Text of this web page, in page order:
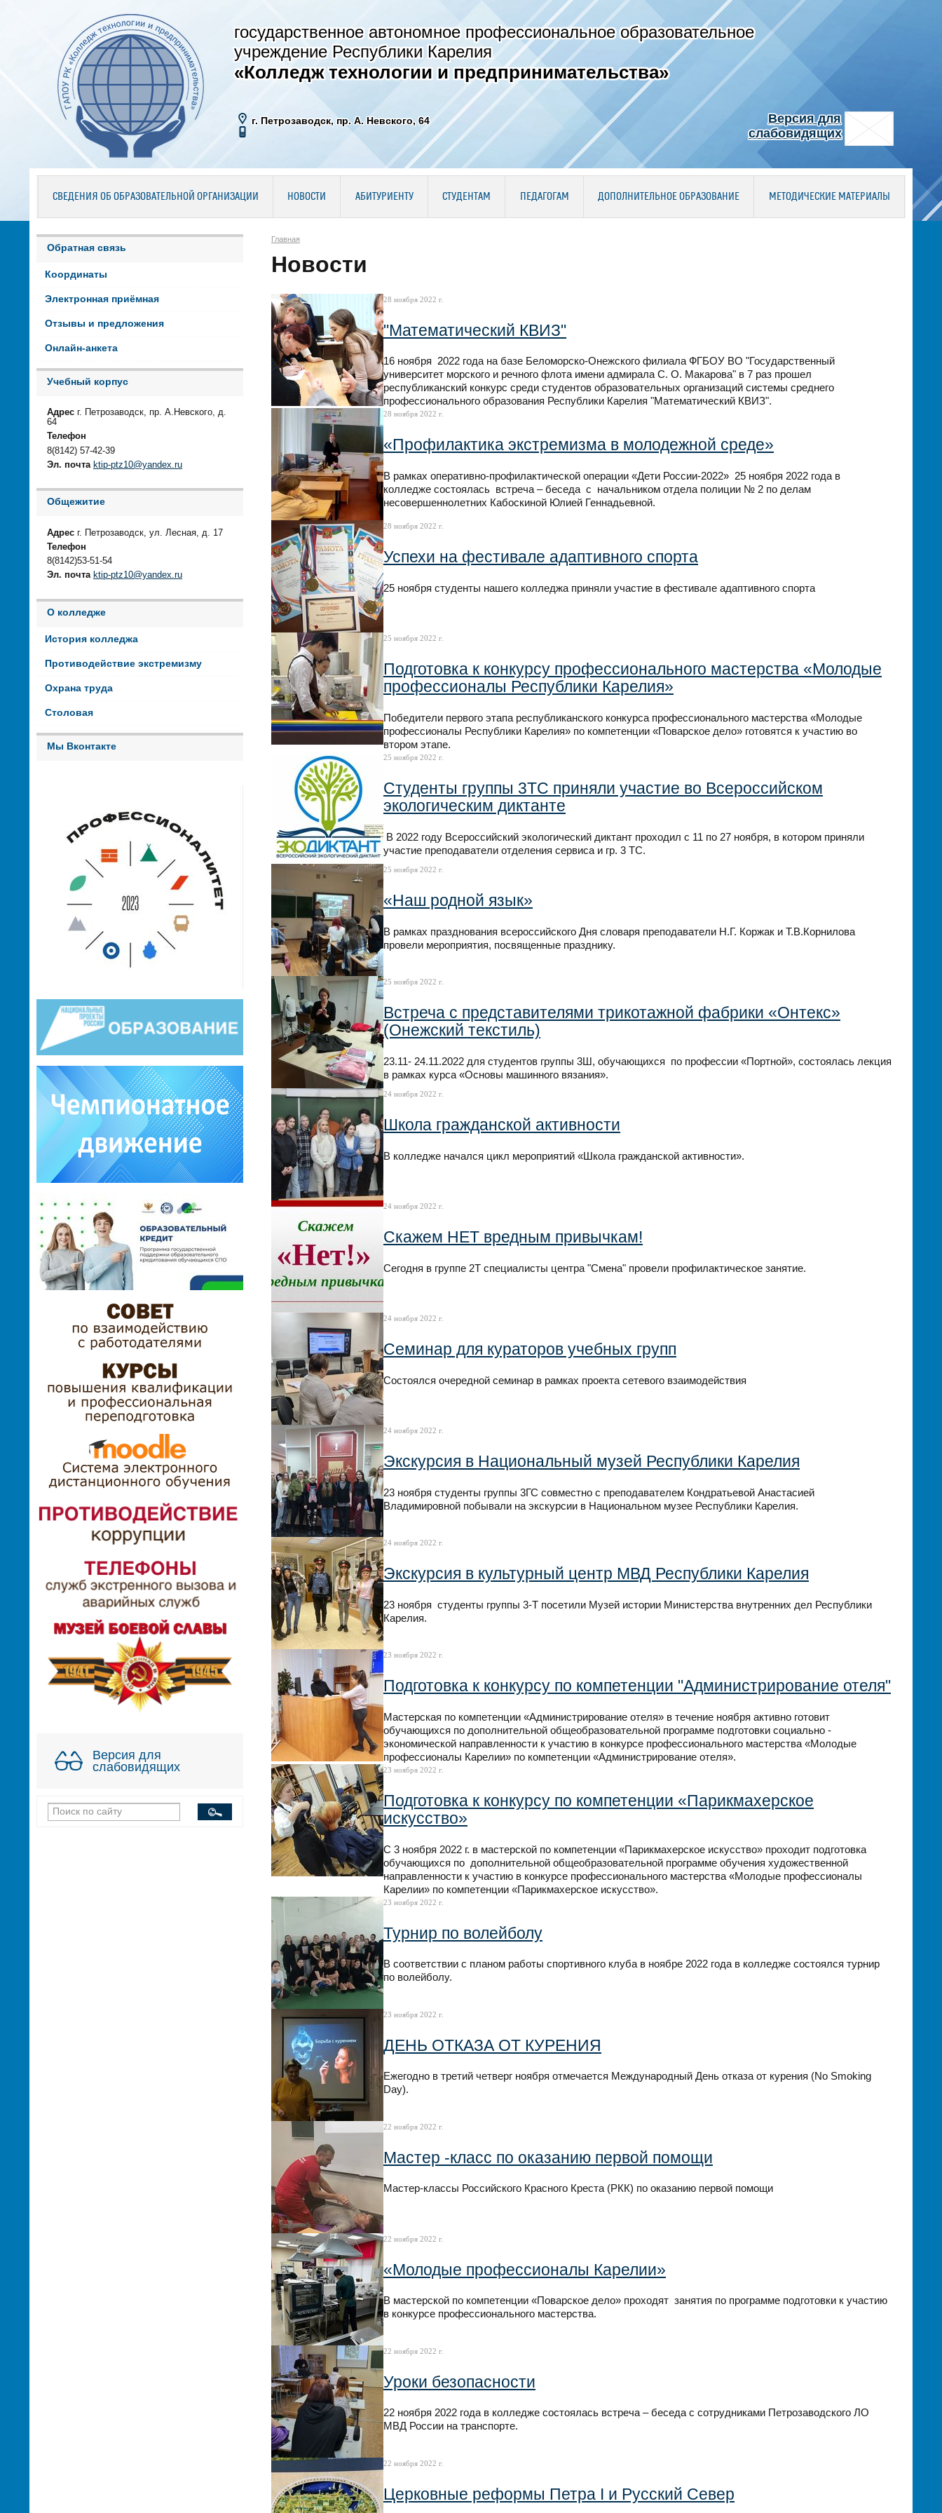
государственное автономное профессиональное образовательное
учреждение Республики Карелия
«Колледж технологии и предпринимательства»
г. Петрозаводск, пр. А. Невского, 64
Версия для
слабовидящих
СВЕДЕНИЯ ОБ ОБРАЗОВАТЕЛЬНОЙ ОРГАНИЗАЦИИ НОВОСТИ АБИТУРИЕНТУ СТУДЕНТАМ ПЕДАГОГАМ ДОПОЛНИТЕЛЬНОЕ ОБРАЗОВАНИЕ МЕТОДИЧЕСКИЕ МАТЕРИАЛЫ
Обратная связь
Координаты
Электронная приёмная
Отзывы и предложения
Онлайн-анкета
Учебный корпус
Адрес г. Петрозаводск, пр. А.Невского, д.
64
Телефон
8(8142) 57-42-39
Эл. почта ktip-ptz10@yandex.ru
Общежитие
Адрес г. Петрозаводск, ул. Лесная, д. 17
Телефон
8(8142)53-51-54
Эл. почта ktip-ptz10@yandex.ru
О колледже
История колледжа
Противодействие экстремизму
Охрана труда
Столовая
Мы Вконтакте
Версия для
слабовидящих
Главная
Новости
28 ноября 2022 г.
"Математический КВИЗ"
16 ноября 2022 года на базе Беломорско-Онежского филиала ФГБОУ ВО "Государственный
университет морского и речного флота имени адмирала С. О. Макарова" в 7 раз прошел
республиканский конкурс среди студентов образовательных организаций системы среднего
профессионального образования Республики Карелия "Математический КВИЗ".
28 ноября 2022 г.
«Профилактика экстремизма в молодежной среде»
В рамках оперативно-профилактической операции «Дети России-2022» 25 ноября 2022 года в
колледже состоялась встреча – беседа с начальником отдела полиции № 2 по делам
несовершеннолетних Кабоскиной Юлией Геннадьевной.
28 ноября 2022 г.
Успехи на фестивале адаптивного спорта
25 ноября студенты нашего колледжа приняли участие в фестивале адаптивного спорта
25 ноября 2022 г.
Подготовка к конкурсу профессионального мастерства «Молодые
профессионалы Республики Карелия»
Победители первого этапа республиканского конкурса профессионального мастерства «Молодые
профессионалы Республики Карелия» по компетенции «Поварское дело» готовятся к участию во
втором этапе.
25 ноября 2022 г.
Студенты группы 3ТС приняли участие во Всероссийском
экологическим диктанте
В 2022 году Всероссийский экологический диктант проходил с 11 по 27 ноября, в котором приняли
участие преподаватели отделения сервиса и гр. 3 ТС.
25 ноября 2022 г.
«Наш родной язык»
В рамках празднования всероссийского Дня словаря преподаватели Н.Г. Коржак и Т.В.Корнилова
провели мероприятия, посвященные празднику.
25 ноября 2022 г.
Встреча с представителями трикотажной фабрики «Онтекс»
(Онежский текстиль)
23.11- 24.11.2022 для студентов группы 3Ш, обучающихся по профессии «Портной», состоялась лекция
в рамках курса «Основы машинного вязания».
24 ноября 2022 г.
Школа гражданской активности
В колледже начался цикл мероприятий «Школа гражданской активности».
24 ноября 2022 г.
Скажем НЕТ вредным привычкам!
Сегодня в группе 2Т специалисты центра "Смена" провели профилактическое занятие.
24 ноября 2022 г.
Семинар для кураторов учебных групп
Состоялся очередной семинар в рамках проекта сетевого взаимодействия
24 ноября 2022 г.
Экскурсия в Национальный музей Республики Карелия
23 ноября студенты группы 3ГС совместно с преподавателем Кондратьевой Анастасией
Владимировной побывали на экскурсии в Национальном музее Республики Карелия.
24 ноября 2022 г.
Экскурсия в культурный центр МВД Республики Карелия
23 ноября студенты группы 3-Т посетили Музей истории Министерства внутренних дел Республики
Карелия.
23 ноября 2022 г.
Подготовка к конкурсу по компетенции "Администрирование отеля"
Мастерская по компетенции «Администрирование отеля» в течение ноября активно готовит
обучающихся по дополнительной общеобразовательной программе подготовки социально -
экономической направленности к участию в конкурсе профессионального мастерства «Молодые
профессионалы Карелии» по компетенции «Администрирование отеля».
23 ноября 2022 г.
Подготовка к конкурсу по компетенции «Парикмахерское
искусство»
С 3 ноября 2022 г. в мастерской по компетенции «Парикмахерское искусство» проходит подготовка
обучающихся по дополнительной общеобразовательной программе обучения художественной
направленности к участию в конкурсе профессионального мастерства «Молодые профессионалы
Карелии» по компетенции «Парикмахерское искусство».
23 ноября 2022 г.
Турнир по волейболу
В соответствии с планом работы спортивного клуба в ноябре 2022 года в колледже состоялся турнир
по волейболу.
23 ноября 2022 г.
ДЕНЬ ОТКАЗА ОТ КУРЕНИЯ
Ежегодно в третий четверг ноября отмечается Международный День отказа от курения (No Smoking
Day).
22 ноября 2022 г.
Мастер -класс по оказанию первой помощи
Мастер-классы Российского Красного Креста (РКК) по оказанию первой помощи
22 ноября 2022 г.
«Молодые профессионалы Карелии»
В мастерской по компетенции «Поварское дело» проходят занятия по программе подготовки к участию
в конкурсе профессионального мастерства.
22 ноября 2022 г.
Уроки безопасности
22 ноября 2022 года в колледже состоялась встреча – беседа с сотрудниками Петрозаводского ЛО
МВД России на транспорте.
22 ноября 2022 г.
Церковные реформы Петра I и Русский Север